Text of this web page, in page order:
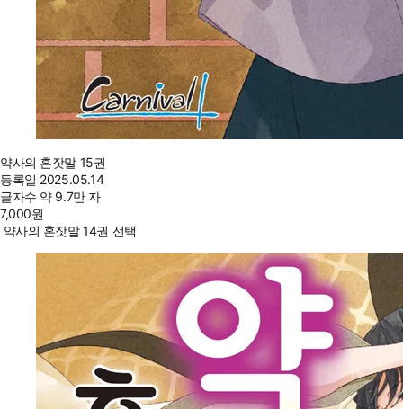
약사의 혼잣말 15권
등록일 2025.05.14
글자수 약 9.7만 자
7,000원
약사의 혼잣말 14권 선택